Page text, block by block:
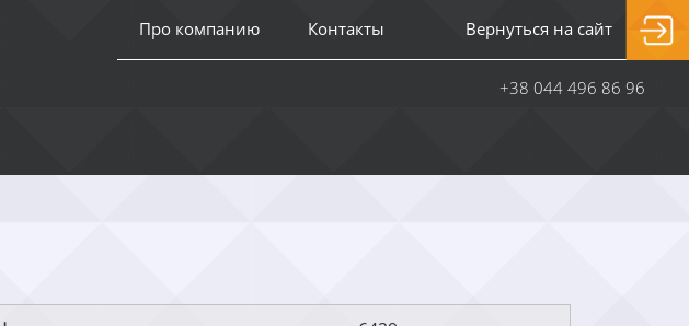
Про компанию Контакты Вернуться на сайт
+38 044 496 86 96